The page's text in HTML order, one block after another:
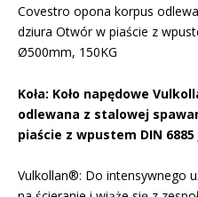
Covestro opona korpus
dziura Otwór w piaście z
Ø500mm, 150KG
Koła: Koło napędowe
odlewana z stalowej
piaście z wpustem DIN 6885
Vulkollan®: Do intensywnego